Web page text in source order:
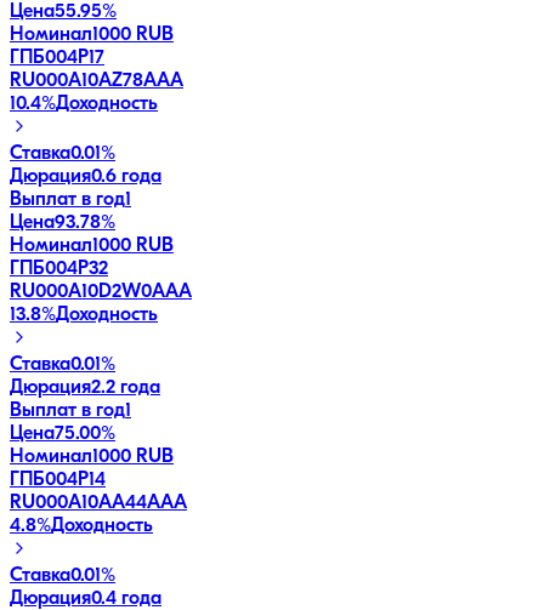
Цена55.95%
Номинал1000 RUB
ГПБ004Р17
RU000A10AZ78AAA
10.4%Доходность
Ставка0.01%
Дюрация0.6 года
Выплат в год1
Цена93.78%
Номинал1000 RUB
ГПБ004Р32
RU000A10D2W0AAA
13.8%Доходность
Ставка0.01%
Дюрация2.2 года
Выплат в год1
Цена75.00%
Номинал1000 RUB
ГПБ004Р14
RU000A10AA44AAA
4.8%Доходность
Ставка0.01%
Дюрация0.4 года